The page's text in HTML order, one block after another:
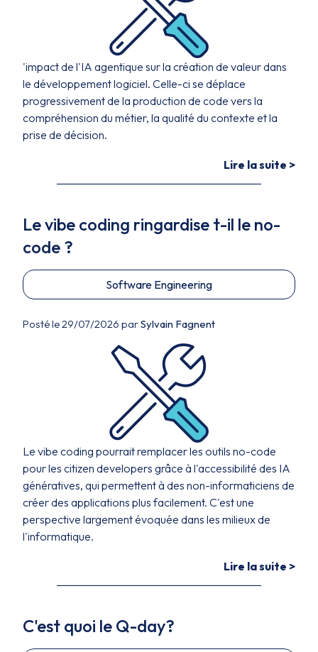
'impact de l'IA agentique sur la création de valeur dans
le développement logiciel. Celle-ci se déplace
progressivement de la production de code vers la
compréhension du métier, la qualité du contexte et la
prise de décision.
Lire la suite >
Le vibe coding ringardise t-il le no-
code ?
Software Engineering
Posté le 29/07/2026 parSylvain Fagnent
Le vibe coding pourrait remplacer les outils no-code
pour les citizen developers grâce à l'accessibilité des IA
génératives, qui permettent à des non-informaticiens de
créer des applications plus facilement. C'est une
perspective largement évoquée dans les milieux de
l'informatique.
Lire la suite >
C'est quoi le Q-day?